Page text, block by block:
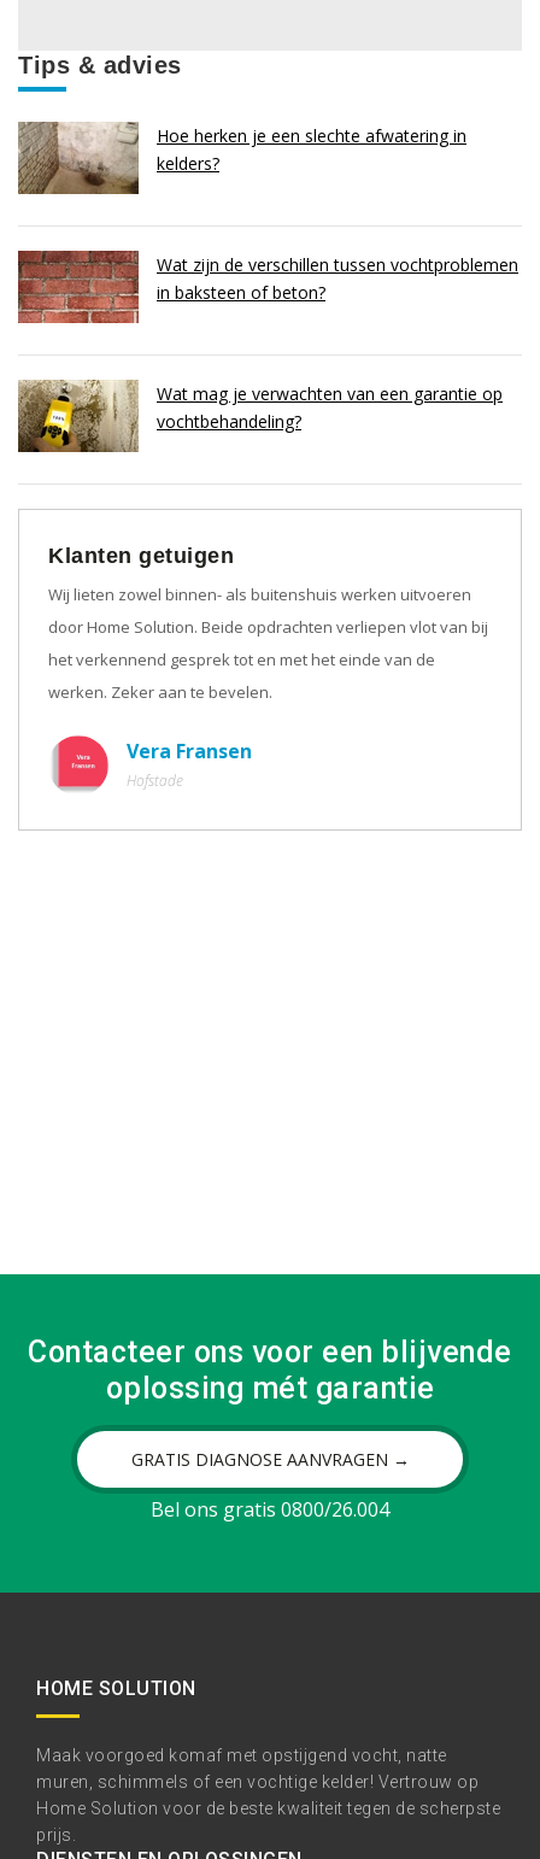
Tips & advies
Hoe herken je een slechte afwatering in
kelders?
Wat zijn de verschillen tussen vochtproblemen
in baksteen of beton?
Wat mag je verwachten van een garantie op
vochtbehandeling?
Klanten getuigen
Wij lieten zowel binnen- als buitenshuis werken uitvoeren
door Home Solution. Beide opdrachten verliepen vlot van bij
het verkennend gesprek tot en met het einde van de
werken. Zeker aan te bevelen.
Vera Fransen
Hofstade
Contacteer ons voor een blijvende
oplossing mét garantie
GRATIS DIAGNOSE AANVRAGEN →
Bel ons gratis 0800/26.004
HOME SOLUTION
Maak voorgoed komaf met opstijgend vocht, natte
muren, schimmels of een vochtige kelder! Vertrouw op
Home Solution voor de beste kwaliteit tegen de scherpste
prijs.